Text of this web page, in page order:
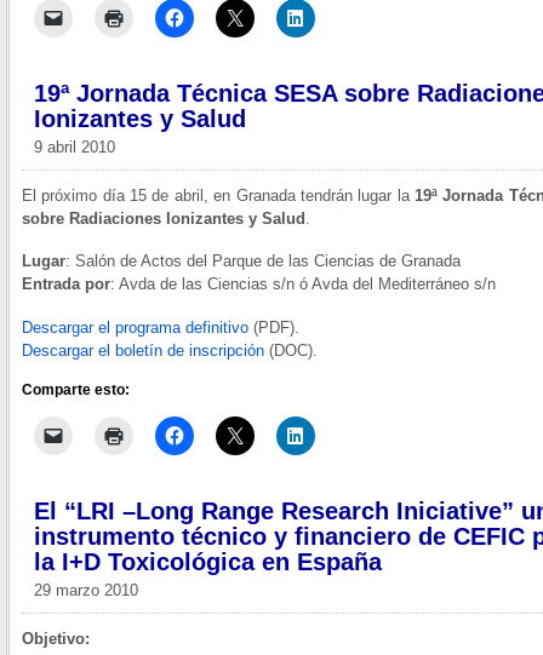
19ª Jornada Técnica SESA sobre
Ionizantes y Salud
9 abril 2010
El próximo día 15 de abril, en Granada tendrán lugar la 19ª Jornada
sobre Radiaciones Ionizantes y Salud
Lugar: Salón de Actos del Parque de las Ciencias de Granada
Entrada por: Avda de las Ciencias s/n ó Avda del Mediterráneo s/n
Descargar el programa definitivo (PDF).
Descargar el boletín de inscripción (DOC).
Comparte esto:
El “LRI –Long Range Research Iniciative”
instrumento técnico y financiero de CEFIC
la I+D Toxicológica en España
29 marzo 2010
Objetivo: